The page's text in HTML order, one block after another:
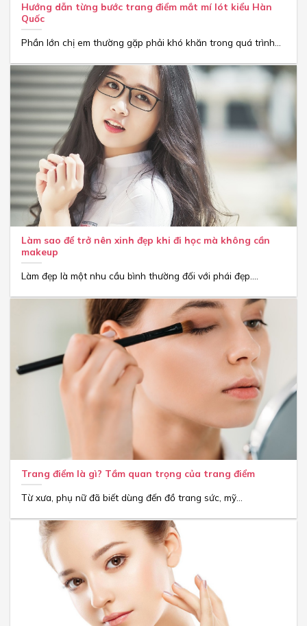
Hướng dẫn từng bước trang điểm mắt mí lót kiểu Hàn
Quốc
Phần lớn chị em thường gặp phải khó khăn trong quá trình...
Làm sao để trở nên xinh đẹp khi đi học mà không cần
makeup
Làm đẹp là một nhu cầu bình thường đối với phái đẹp....
Trang điểm là gì? Tầm quan trọng của trang điểm
Từ xưa, phụ nữ đã biết dùng đến đồ trang sức, mỹ...